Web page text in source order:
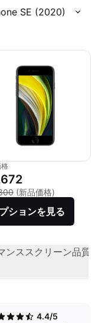
SE (2020)
ービッシュ品の価格：
(新品価格)
ションを見る
ンススクリーン品質
4.4/5